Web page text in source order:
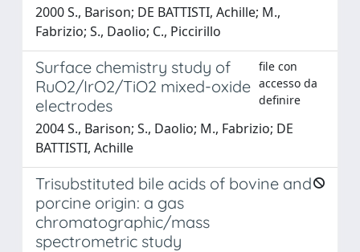
2000 S., Barison; DE BATTISTI, Achille; M.,
Fabrizio; S., Daolio; C., Piccirillo
Surface chemistry study of
RuO2/IrO2/TiO2 mixed-oxide
electrodes
file con
accesso da
definire
2004 S., Barison; S., Daolio; M., Fabrizio; DE
BATTISTI, Achille
Trisubstituted bile acids of bovine and
porcine origin: a gas
chromatographic/mass
spectrometric study